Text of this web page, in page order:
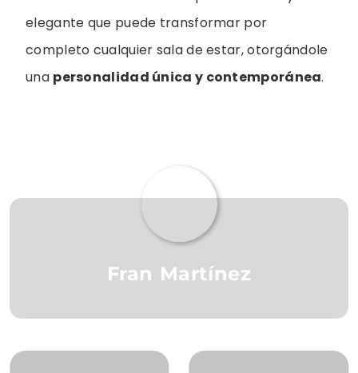
elegante que puede transformar por
completo cualquier sala de estar, otorgándole
una personalidad única y contemporánea.
Fran Martínez